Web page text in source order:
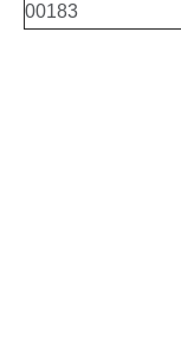
00183